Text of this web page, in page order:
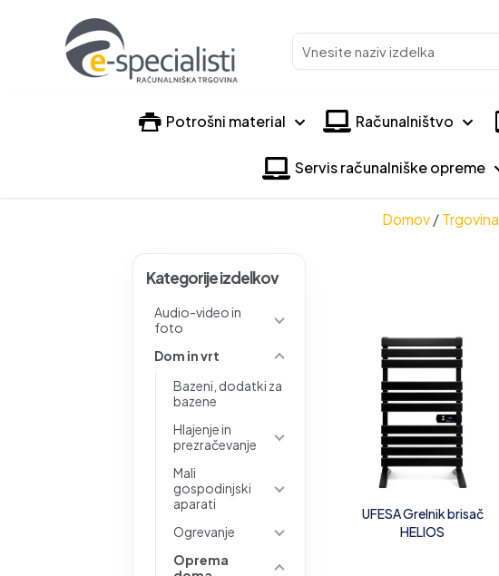
Vnesite
naziv
Potrošni material Računalništvo
Servis računalniške opreme
Domov/Trgovina
Kategorije izdelkov
Audio-video in
foto
Dom in vrt
Bazeni, dodatki za
bazene
Hlajenje in
prezračevanje
Mali
gospodinjski
aparati
Ogrevanje
Oprema
UFESA Grelnik brisač
HELIOS